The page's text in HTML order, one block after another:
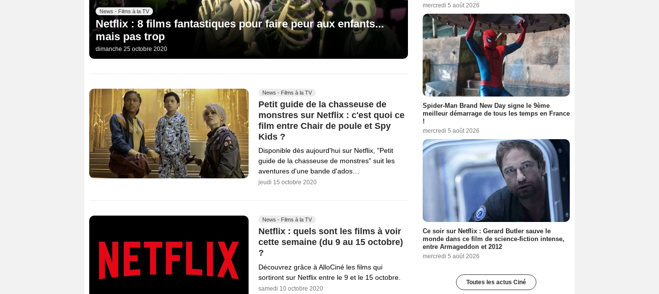
News - Films à la TV
Netflix : 8 films fantastiques pour faire peur aux enfants...
mais pas trop
dimanche 25 octobre 2020
News - Films à la TV
Petit guide de la chasseuse de
monstres sur Netflix : c'est quoi ce
film entre Chair de poule et Spy
Kids ?
Disponible dès aujourd'hui sur Netflix, "Petit
guide de la chasseuse de monstres" suit les
aventures d'une bande d'ados…
jeudi 15 octobre 2020
News - Films à la TV
Netflix : quels sont les films à voir
cette semaine (du 9 au 15 octobre)
?
Découvrez grâce à AlloCiné les films qui
sortiront sur Netflix entre le 9 et le 15 octobre.
samedi 10 octobre 2020
mercredi 5 août 2026
Spider-Man Brand New Day signe le 9ème
meilleur démarrage de tous les temps en France
!
mercredi 5 août 2026
Ce soir sur Netflix : Gerard Butler sauve le
monde dans ce film de science-fiction intense,
entre Armageddon et 2012
mercredi 5 août 2026
Toutes les actus Ciné